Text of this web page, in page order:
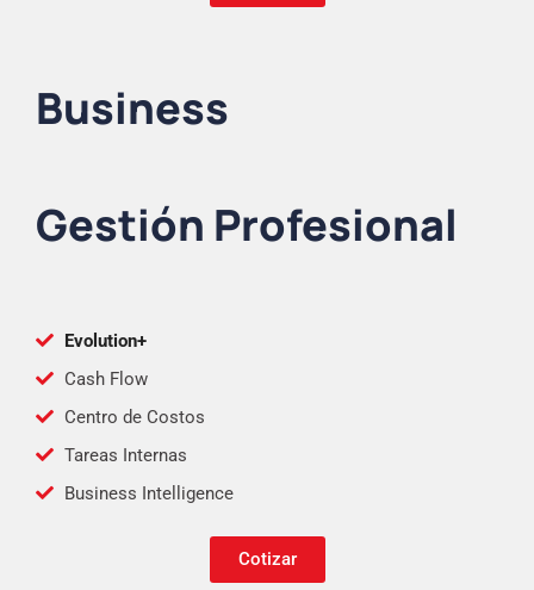
Business
Gestión Profesional
Evolution+
Cash Flow
Centro de Costos
Tareas Internas
Business Intelligence
Cotizar